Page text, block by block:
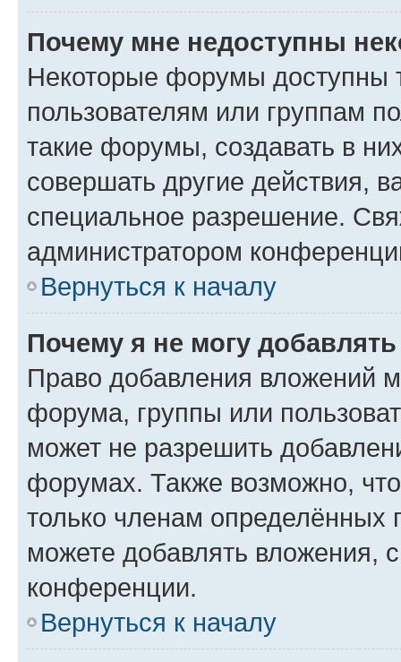
Почему мне недоступны
Некоторые форумы доступны
пользователям или группам
такие форумы, создавать в
совершать другие действия,
специальное разрешение.
администратором
Вернуться к началу
Почему я не могу
Право добавления вложений
форума, группы или
может не разрешить
форумах. Также возможно,
только членам определённых
можете добавлять вложения,
конференции.
Вернуться к началу